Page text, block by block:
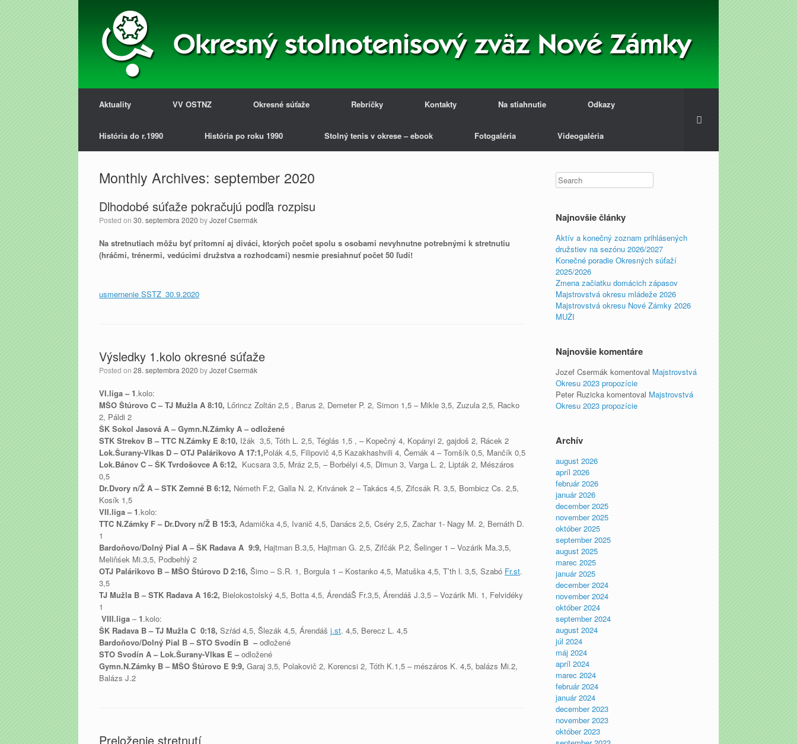
Aktuality VV OSTNZ Okresné súťaže Rebríčky Kontakty Na stiahnutie Odkazy
História do r.1990 História po roku 1990 Stolný tenis v okrese – ebook Fotogaléria Videogaléria
Monthly Archives: september 2020
Dlhodobé súťaže pokračujú podľa rozpisu
Posted on 30. septembra 2020 byJozef Csermák
Na stretnutiach môžu byť prítomní aj diváci, ktorých počet spolu s osobami nevyhnutne potrebnými k stretnutiu
(hráčmi, trénermi, vedúcimi družstva a rozhodcami) nesmie presiahnuť počet 50 ľudí!
usmernenie SSTZ_30.9.2020
Výsledky 1.kolo okresné súťaže
Posted on 28. septembra 2020 byJozef Csermák
VI.liga – 1.kolo:
MŠO Štúrovo C –TJ Mužla A 8:10, Lőrincz Zoltán 2,5 , Barus 2, Demeter P. 2, Simon 1,5 – Mikle 3,5, Zuzula 2,5, Racko
2, Páldi 2
ŠK Sokol Jasová A –Gymn.N.Zámky A – odložené
STK Strekov B –TTC N.Zámky E 8:10, Ižák 3,5, Tóth L. 2,5, Téglás 1,5 , – Kopečný 4, Kopányi 2, gajdoš 2, Rácek 2
Lok.Šurany-Vlkas D –OTJ Palárikovo A 17:1,Polák 4,5, Filipovič 4,5 Kazakhashvili 4, Černák 4 – Tomšík 0,5, Mančík 0,5
Lok.Bánov C –ŠK Tvrdošovce A 6:12, Kucsara 3,5, Mráz 2,5, – Borbélyi 4,5, Dimun 3, Varga L. 2, Lipták 2, Mészáros
0,5
Dr.Dvory n/Ž A –STK Zemné B 6:12, Németh F.2, Galla N. 2, Krivánek 2 – Takács 4,5, Zifcsák R. 3,5, Bombicz Cs. 2,5,
Kosík 1,5
VII.liga – 1.kolo:
TTC N.Zámky F – Dr.Dvory n/Ž B 15:3, Adamička 4,5, Ivanič 4,5, Danács 2,5, Cséry 2,5, Zachar 1- Nagy M. 2, Bernáth D.
1
Bardoňovo/Dolný Pial A –ŠK Radava A 9:9, Hajtman B.3,5, Hajtman G. 2,5, Zifčák P.2, Šelinger 1 – Vozárik Ma.3,5,
Meliňśek Mi.3,5, Podbehlý 2
OTJ Palárikovo B –MŠO Štúrovo D 2:16, Šimo – S.R. 1, Borgula 1 – Kostanko 4,5, Matuška 4,5, T’th l. 3,5, Szabó Fr.st.
3,5
TJ Mužla B –STK Radava A 16:2, Bielokostolský 4,5, Botta 4,5, ÁrendáŠ Fr.3,5, Árendáš J.3,5 – Vozárik Mi. 1, Felvidéky
1
VIII.liga –1.kolo:
ŠK Radava B –TJ Mužla C 0:18, Szŕád 4,5, Šlezák 4,5, Árendáš j.st. 4,5, Berecz L. 4,5
Bardoňovo/Dolný Pial B –STO Svodín B –odložené
STO Svodín A – Lok.Šurany-Vlkas E –odložené
Gymn.N.Zámky B –MŠO Štúrovo E 9:9, Garaj 3,5, Polakovič 2, Korencsi 2, Tóth K.1,5 – mészáros K. 4,5, balázs Mi.2,
Balázs J.2
Preloženie stretnutí
Najnovšie články
Aktív a konečný zoznam prihlásených
družstiev na sezónu 2026/2027
Konečné poradie Okresných súťaží
2025/2026
Zmena začiatku domácich zápasov
Majstrovstvá okresu mládeže 2026
Majstrovstvá okresu Nové Zámky 2026
MUŽI
Najnovšie komentáre
Jozef Csermák komentoval Majstrovstvá
Okresu 2023 propozície
Peter Ruzicka komentoval Majstrovstvá
Okresu 2023 propozície
Archív
august 2026
apríl 2026
február 2026
január 2026
december 2025
november 2025
október 2025
september 2025
august 2025
marec 2025
január 2025
december 2024
november 2024
október 2024
september 2024
august 2024
júl 2024
máj 2024
apríl 2024
marec 2024
február 2024
január 2024
december 2023
november 2023
október 2023